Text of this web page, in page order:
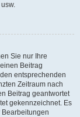
Sie nur Ihre
Beitrag
entsprechenden
Zeitraum nach
Beitrag geantwortet
gekennzeichnet. Es